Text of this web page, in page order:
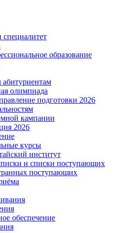
специалитет
образование
олимпиада
подготовки 2026
кампании
2026
курсы
институт
и списки поступающих
поступающих
обеспечение